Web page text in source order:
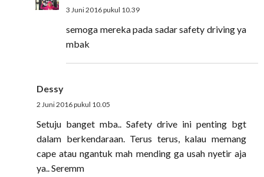
3 Juni 2016 pukul 10.39
semoga mereka pada sadar safety driving ya
mbak
Dessy
2 Juni 2016 pukul 10.05
Setuju banget mba.. Safety drive ini penting bgt
dalam berkendaraan. Terus terus, kalau memang
cape atau ngantuk mah mending ga usah nyetir aja
ya.. Seremm